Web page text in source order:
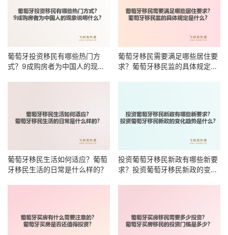
葡萄牙投资移民有哪些热门方
式？9成购房者为中国人的现象
葡萄牙移民需要满足哪些居住要
求？葡萄牙移民监的具体规定是
葡萄牙移民生活如何适应？葡萄
牙移民生活的日常是什么样的？
投资葡萄牙移民新政有哪些新要
求？投资葡萄牙移民新政的变化